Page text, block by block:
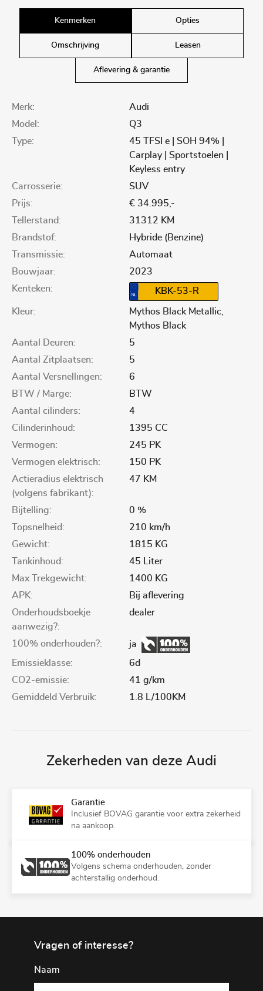
Kenmerken Opties
Omschrijving Leasen
Aflevering & garantie
Merk:
Audi
Model:
Q3
Type:
45 TFSI e | SOH 94% |
Carplay | Sportstoelen |
Keyless entry
Carrosserie:
SUV
Prijs:
€ 34.995,-
Tellerstand:
31312 KM
Brandstof:
Hybride (Benzine)
Transmissie:
Automaat
Bouwjaar:
2023
Kenteken:
KBK-53-R
Kleur:
Mythos Black Metallic,
Mythos Black
Aantal Deuren:
5
Aantal Zitplaatsen:
5
Aantal Versnellingen:
6
BTW / Marge:
BTW
Aantal cilinders:
4
Cilinderinhoud:
1395 CC
Vermogen:
245 PK
Vermogen elektrisch:
150 PK
Actieradius elektrisch
(volgens fabrikant):
47 KM
Bijtelling:
0 %
Topsnelheid:
210 km/h
Gewicht:
1815 KG
Tankinhoud:
45 Liter
Max Trekgewicht:
1400 KG
APK:
Bij aflevering
Onderhoudsboekje
aanwezig?:
dealer
100% onderhouden?: ja
Emissieklasse:
6d
CO2-emissie:
41 g/km
Gemiddeld Verbruik:
1.8 L/100KM
Zekerheden van deze Audi
Garantie
Inclusief BOVAG garantie voor extra zekerheid
na aankoop.
100% onderhouden
Volgens schema onderhouden, zonder
achterstallig onderhoud.
Vragen of interesse?
Naam